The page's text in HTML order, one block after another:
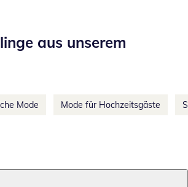
aus unserem
Mode Mode für Hochzeitsgäste